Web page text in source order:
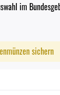
im
sichern